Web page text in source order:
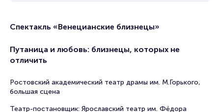
Спектакль «Венецианские близнецы»
Путаница и любовь: близнецы, которых не
отличить
Ростовский академический театр драмы им. М.Горького,
большая сцена
Театр-постановщик: Ярославский театр им. Фёдора